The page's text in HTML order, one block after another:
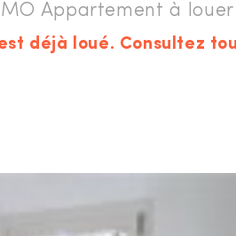
Appartement à
déjà loué. Consultez